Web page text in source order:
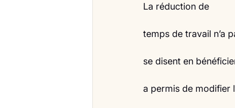
La réduction de
temps de travail n’a
se disent en
a permis de modifier